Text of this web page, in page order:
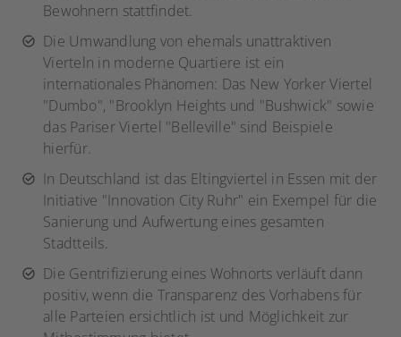
Bewohnern stattfindet.
Die Umwandlung von ehemals unattraktiven
Vierteln in moderne Quartiere ist ein
internationales Phänomen: Das New Yorker Viertel
"Dumbo", "Brooklyn Heights und "Bushwick" sowie
das Pariser Viertel "Belleville" sind Beispiele
hierfür.
In Deutschland ist das Eltingviertel in Essen mit der
Initiative "Innovation City Ruhr" ein Exempel für die
Sanierung und Aufwertung eines gesamten
Stadtteils.
Die Gentrifizierung eines Wohnorts verläuft dann
positiv, wenn die Transparenz des Vorhabens für
alle Parteien ersichtlich ist und Möglichkeit zur